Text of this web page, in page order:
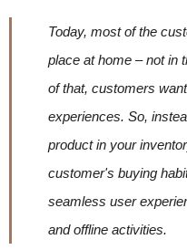
Today, most of the
place at home – not in
of that, customers
experiences. So,
product in your
customer's buying
seamless user
and offline activities.